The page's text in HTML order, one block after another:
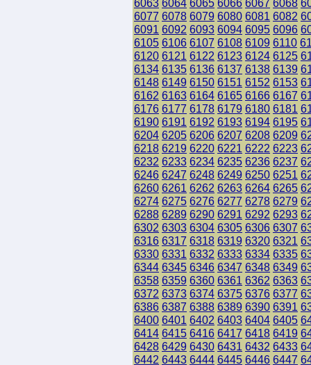
6063 6064 6065 6066 6067 6068
6077 6078 6079 6080 6081 6082
6091 6092 6093 6094 6095 6096
6105 6106 6107 6108 6109 6110
6120 6121 6122 6123 6124 6125
6134 6135 6136 6137 6138 6139
6148 6149 6150 6151 6152 6153
6162 6163 6164 6165 6166 6167
6176 6177 6178 6179 6180 6181
6190 6191 6192 6193 6194 6195
6204 6205 6206 6207 6208 6209
6218 6219 6220 6221 6222 6223
6232 6233 6234 6235 6236 6237
6246 6247 6248 6249 6250 6251
6260 6261 6262 6263 6264 6265
6274 6275 6276 6277 6278 6279
6288 6289 6290 6291 6292 6293
6302 6303 6304 6305 6306 6307
6316 6317 6318 6319 6320 6321
6330 6331 6332 6333 6334 6335
6344 6345 6346 6347 6348 6349
6358 6359 6360 6361 6362 6363
6372 6373 6374 6375 6376 6377
6386 6387 6388 6389 6390 6391
6400 6401 6402 6403 6404 6405
6414 6415 6416 6417 6418 6419
6428 6429 6430 6431 6432 6433
6442 6443 6444 6445 6446 6447